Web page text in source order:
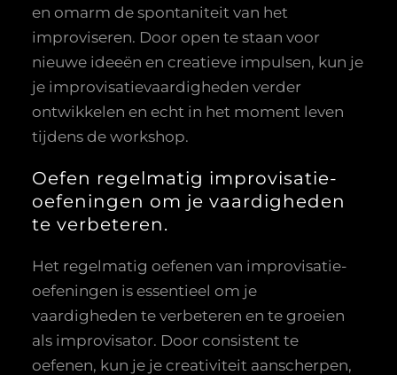
en omarm de spontaniteit van het
improviseren. Door open te staan voor
nieuwe ideeën en creatieve impulsen, kun je
je improvisatievaardigheden verder
ontwikkelen en echt in het moment leven
tijdens de workshop.
Oefen regelmatig improvisatie-
oefeningen om je vaardigheden
te verbeteren.
Het regelmatig oefenen van improvisatie-
oefeningen is essentieel om je
vaardigheden te verbeteren en te groeien
als improvisator. Door consistent te
oefenen, kun je je creativiteit aanscherpen,